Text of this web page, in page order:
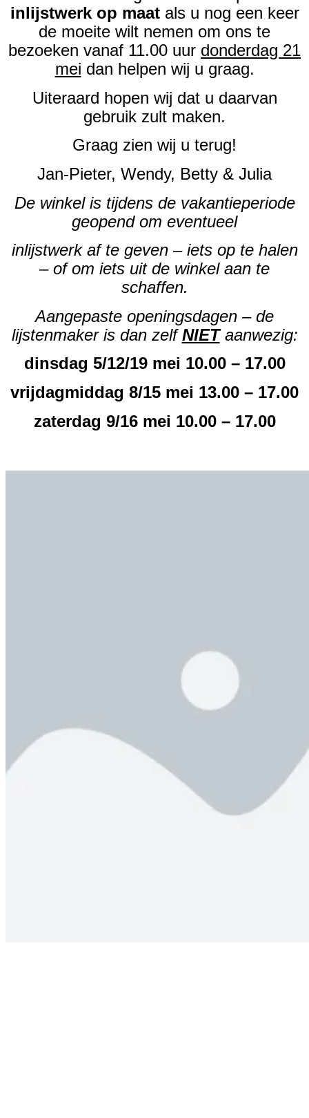
inlijstwerk op maatals u nog een keer
de moeite wilt nemen om ons te
bezoeken vanaf 11.00 uur donderdag 21
mei dan helpen wij u graag.
Uiteraard hopen wij dat u daarvan
gebruik zult maken.
Graag zien wij u terug!
Jan-Pieter, Wendy, Betty & Julia
De winkel is tijdens de vakantieperiode
geopend om eventueel
inlijstwerk af te geven – iets op te halen
– of om iets uit de winkel aan te
schaffen.
Aangepaste openingsdagen – de
lijstenmaker is dan zelfNIETaanwezig:
dinsdag 5/12/19 mei 10.00 – 17.00
vrijdagmiddag 8/15 mei 13.00 – 17.00
zaterdag 9/16 mei 10.00 – 17.00